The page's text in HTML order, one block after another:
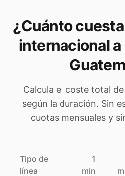
¿Cuánto
internacional a
Calcula el coste total
según la duración. Sin
cuotas mensuales y
Tipo de
línea
1
min